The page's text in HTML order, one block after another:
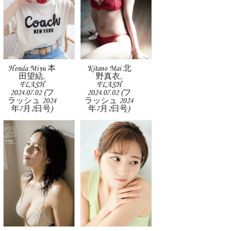
Honda Miyu 本
田望結,
FLASH
2024.07.02 (フ
ラッシュ 2024
年7月2日号)
Kitano Mai 北
野真衣,
FLASH
2024.07.02 (フ
ラッシュ 2024
年7月2日号)